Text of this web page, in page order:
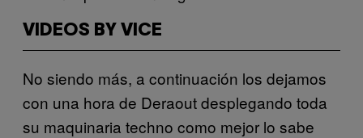
VIDEOS BY VICE
No siendo más, a continuación los dejamos
con una hora de Deraout desplegando toda
su maquinaria techno como mejor lo sabe